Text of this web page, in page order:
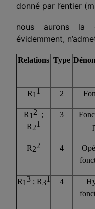
donné par l’entier
nous aurons la
évidemment,
Relations Type
R11 2
R1 2 ;
R21
3
R22 4
R13; R31 4